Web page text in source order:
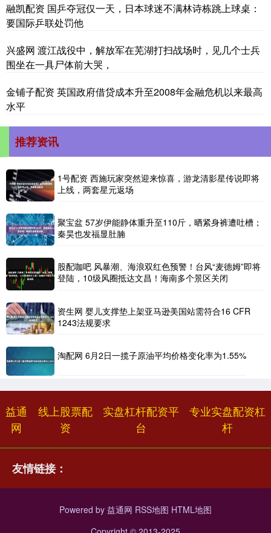
融凯配资 国乒夺冠仅一天，日本球迷不满林诗栋跳上球桌：
要国际乒联处罚他
兴盛网 渡江战役中，解放军在芜湖打扫战场时，见几个士兵
围坐在一具尸体前大哭，
金铺子配资 英国政府借贷成本升至2008年金融危机以来最高
水平
推荐资讯
1号配资 西施玩家突然迎来惊喜，游龙清影星传说即将
上线，两套星元返场
聚宝盆 57岁伊能静体重升至110斤，晒紧身裤遭吐槽；
秦昊也发福显肚腩
股配咖吧 风暴潮、海浪双红色预警！台风“麦德姆”即将
登陆，10级风圈抵达文昌！海南多个景区关闭
资生网 婴儿支撑垫上架亚马逊美国站需符合16 CFR
1243法规要求
淘配网 6月2日一揽子原油平均价格变化率为1.55%
益通
网
线上股票配
资
实盘杠杆配资平
台
专业实盘配资杠
杆
友情链接：
Powered by 益通网 RSS地图 HTML地图